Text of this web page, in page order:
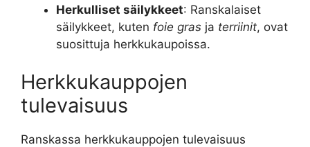
Herkulliset säilykkeet: Ranskalaiset
säilykkeet, kuten foie gras ja terriinit, ovat
suosittuja herkkukaupoissa.
Herkkukauppojen
tulevaisuus
Ranskassa herkkukauppojen tulevaisuus